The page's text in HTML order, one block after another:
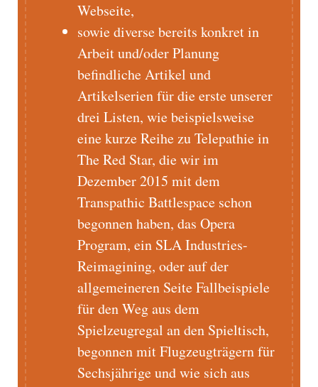
Webseite,
sowie diverse bereits konkret in
Arbeit und/oder Planung
befindliche Artikel und
Artikelserien für die erste unserer
drei Listen, wie beispielsweise
eine kurze Reihe zu Telepathie in
The Red Star, die wir im
Dezember 2015 mit dem
Transpathic Battlespace schon
begonnen haben, das Opera
Program, ein SLA Industries-
Reimagining, oder auf der
allgemeineren Seite Fallbeispiele
für den Weg aus dem
Spielzeugregal an den Spieltisch,
begonnen mit Flugzeugträgern für
Sechsjährige und wie sich aus